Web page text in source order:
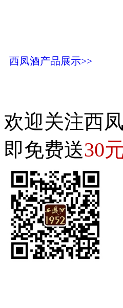
西凤酒产品展示>>
欢迎关注西
即免费送30